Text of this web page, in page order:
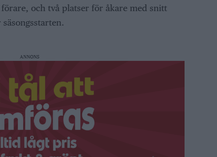
och två platser för åkare med snitt
ANNONS